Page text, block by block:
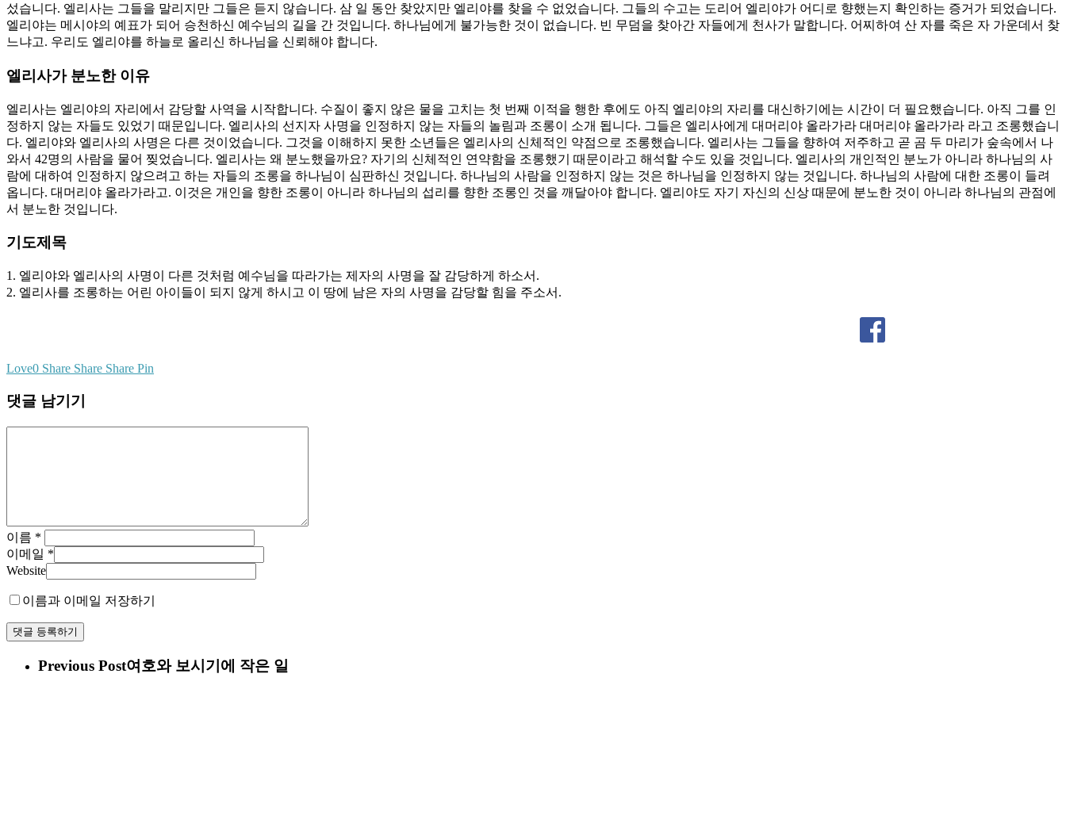
섰습니다. 엘리사는 그들을 말리지만 그들은 듣지 않습니다. 삼 일 동안 찾았지만 엘리야를 찾을 수 없었습니다. 그들의 수고는 도리어 엘리야가 어디로 향했는지 확인하는 증거가 되었습니다.
엘리야는 메시야의 예표가 되어 승천하신 예수님의 길을 간 것입니다. 하나님에게 불가능한 것이 없습니다. 빈 무덤을 찾아간 자들에게 천사가 말합니다. 어찌하여 산 자를 죽은 자 가운데서 찾
느냐고. 우리도 엘리야를 하늘로 올리신 하나님을 신뢰해야 합니다.
엘리사가 분노한 이유
엘리사는 엘리야의 자리에서 감당할 사역을 시작합니다. 수질이 좋지 않은 물을 고치는 첫 번째 이적을 행한 후에도 아직 엘리야의 자리를 대신하기에는 시간이 더 필요했습니다. 아직 그를 인
정하지 않는 자들도 있었기 때문입니다. 엘리사의 선지자 사명을 인정하지 않는 자들의 놀림과 조롱이 소개 됩니다. 그들은 엘리사에게 대머리야 올라가라 대머리야 올라가라 라고 조롱했습니
다. 엘리야와 엘리사의 사명은 다른 것이었습니다. 그것을 이해하지 못한 소년들은 엘리사의 신체적인 약점으로 조롱했습니다. 엘리사는 그들을 향하여 저주하고 곧 곰 두 마리가 숲속에서 나
와서 42명의 사람을 물어 찢었습니다. 엘리사는 왜 분노했을까요? 자기의 신체적인 연약함을 조롱했기 때문이라고 해석할 수도 있을 것입니다. 엘리사의 개인적인 분노가 아니라 하나님의 사
람에 대하여 인정하지 않으려고 하는 자들의 조롱을 하나님이 심판하신 것입니다. 하나님의 사람을 인정하지 않는 것은 하나님을 인정하지 않는 것입니다. 하나님의 사람에 대한 조롱이 들려
옵니다. 대머리야 올라가라고. 이것은 개인을 향한 조롱이 아니라 하나님의 섭리를 향한 조롱인 것을 깨달아야 합니다. 엘리야도 자기 자신의 신상 때문에 분노한 것이 아니라 하나님의 관점에
서 분노한 것입니다.
기도제목
1. 엘리야와 엘리사의 사명이 다른 것처럼 예수님을 따라가는 제자의 사명을 잘 감당하게 하소서.
2. 엘리사를 조롱하는 어린 아이들이 되지 않게 하시고 이 땅에 남은 자의 사명을 감당할 힘을 주소서.
Love0 Share Share Share Pin
댓글 남기기
이름 *
이메일 *
Website
이름과 이메일 저장하기
Previous Post여호와 보시기에 작은 일